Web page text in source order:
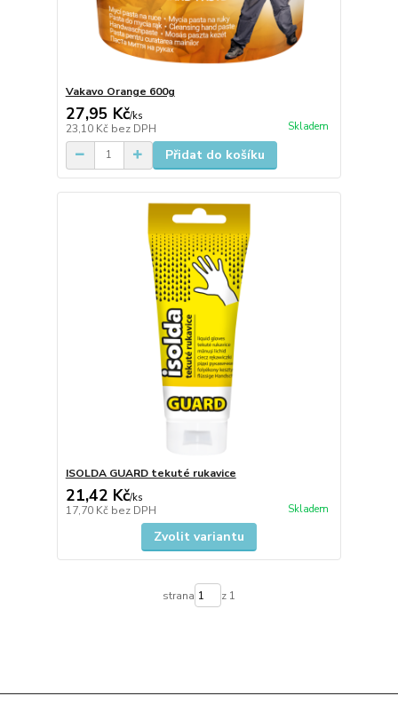
Vakavo Orange 600g
27,95 Kč/ks
23,10 Kč bez DPH Skladem
Přidat do košíku
ISOLDA GUARD tekuté rukavice
21,42 Kč/ks
17,70 Kč bez DPH Skladem
Zvolit variantu
strana z 1